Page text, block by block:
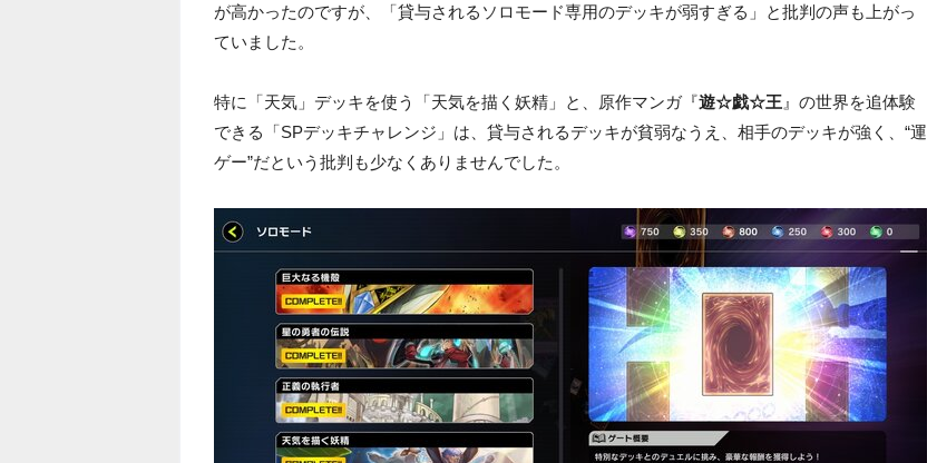
が高かったのですが、「貸与されるソロモード専用のデッキが弱すぎる」と批判の声も上がっ
ていました。
特に「天気」デッキを使う「天気を描く妖精」と、原作マンガ『遊☆戯☆王』の世界を追体験
できる「SPデッキチャレンジ」は、貸与されるデッキが貧弱なうえ、相手のデッキが強く、“運
ゲー”だという批判も少なくありませんでした。